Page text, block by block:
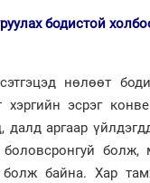
бодистой
нөлөөт
хэргийн эсрэг
далд аргаар
боловсронгуй
байна. Хар